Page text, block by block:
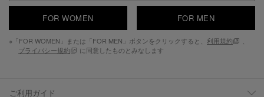
FOR WOMEN FOR MEN
※「FOR WOMEN」または「FOR MEN」ボタンをクリックすると、 利用規約
プライバシー規約
に同意したものとみなします
ご利用ガイド